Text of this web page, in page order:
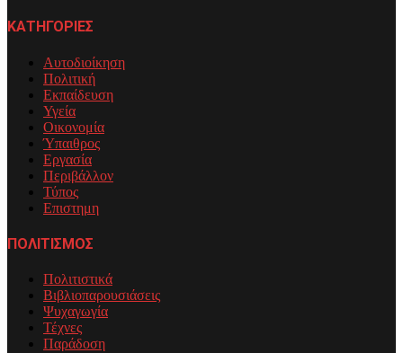
ΚΑΤΗΓΟΡΙΕΣ
Αυτοδιοίκηση
Πολιτική
Εκπαίδευση
Υγεία
Οικονομία
Ύπαιθρος
Εργασία
Περιβάλλον
Τύπος
Επιστημη
ΠΟΛΙΤΙΣΜΟΣ
Πολιτιστικά
Βιβλιοπαρουσιάσεις
Ψυχαγωγία
Τέχνες
Παράδοση